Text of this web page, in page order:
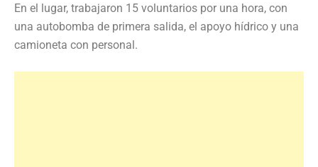
En el lugar, trabajaron 15 voluntarios por una hora, con
una autobomba de primera salida, el apoyo hídrico y una
camioneta con personal.